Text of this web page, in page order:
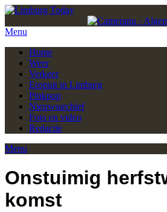
Menu
Home
Weer
Verkeer
Eropuit in Limburg
Pinkpop
Nieuwsarchief
Foto en video
Redactie
Menu
Onstuimig
komst